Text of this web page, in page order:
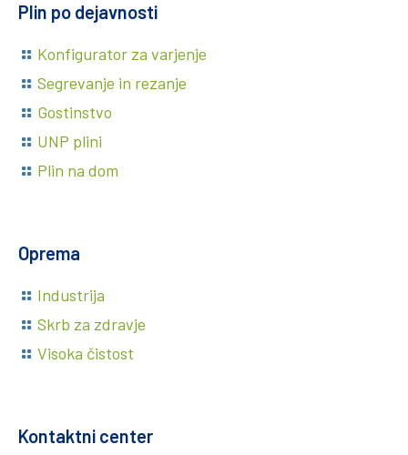
Plin po dejavnosti
Konfigurator za varjenje
Segrevanje in rezanje
Gostinstvo
UNP plini
Plin na dom
Oprema
Industrija
Skrb za zdravje
Visoka čistost
Kontaktni center